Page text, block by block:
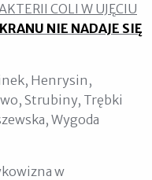
COLI W UJĘCIU
NIE NADAJE SIĘ
Henrysin,
Strubiny, Trębki
Wygoda
w